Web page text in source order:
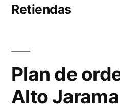
Retiendas
Plan de
Alto Jarama